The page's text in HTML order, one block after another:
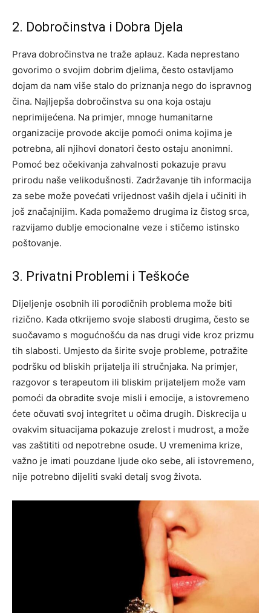
2. Dobročinstva i Dobra Djela
Prava dobročinstva ne traže aplauz. Kada neprestano
govorimo o svojim dobrim djelima, često ostavljamo
dojam da nam više stalo do priznanja nego do ispravnog
čina. Najljepša dobročinstva su ona koja ostaju
neprimijećena. Na primjer, mnoge humanitarne
organizacije provode akcije pomoći onima kojima je
potrebna, ali njihovi donatori često ostaju anonimni.
Pomoć bez očekivanja zahvalnosti pokazuje pravu
prirodu naše velikodušnosti. Zadržavanje tih informacija
za sebe može povećati vrijednost vaših djela i učiniti ih
još značajnijim. Kada pomažemo drugima iz čistog srca,
razvijamo dublje emocionalne veze i stičemo istinsko
poštovanje.
3. Privatni Problemi i Teškoće
Dijeljenje osobnih ili porodičnih problema može biti
rizično. Kada otkrijemo svoje slabosti drugima, često se
suočavamo s mogućnošću da nas drugi vide kroz prizmu
tih slabosti. Umjesto da širite svoje probleme, potražite
podršku od bliskih prijatelja ili stručnjaka. Na primjer,
razgovor s terapeutom ili bliskim prijateljem može vam
pomoći da obradite svoje misli i emocije, a istovremeno
ćete očuvati svoj integritet u očima drugih. Diskrecija u
ovakvim situacijama pokazuje zrelost i mudrost, a može
vas zaštititi od nepotrebne osude. U vremenima krize,
važno je imati pouzdane ljude oko sebe, ali istovremeno,
nije potrebno dijeliti svaki detalj svog života.